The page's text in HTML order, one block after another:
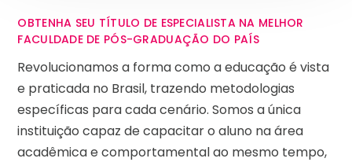
OBTENHA SEU TÍTULO DE ESPECIALISTA NA MELHOR
FACULDADE DE PÓS-GRADUAÇÃO DO PAÍS
Revolucionamos a forma como a educação é vista
e praticada no Brasil, trazendo metodologias
específicas para cada cenário. Somos a única
instituição capaz de capacitar o aluno na área
acadêmica e comportamental ao mesmo tempo,